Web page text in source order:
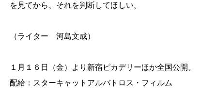
を見てから、それを判断してほしい。
（ライター 河島文成）
１月１６日（金）より新宿ピカデリーほか全国公開。
配給：スターキャットアルバトロス・フィルム